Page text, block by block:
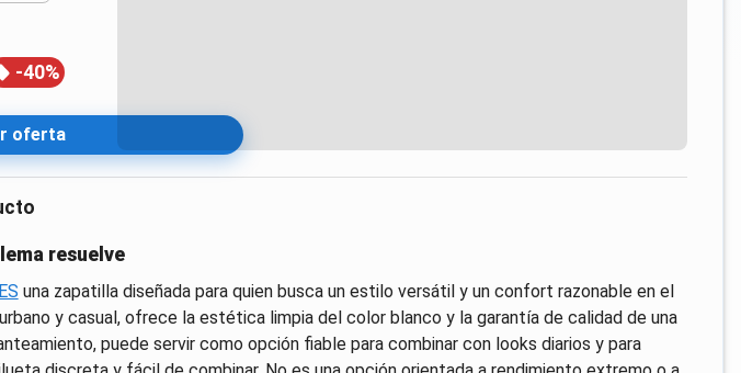
-40%
oferta
resuelve
una zapatilla diseñada para quien busca un estilo versátil y un confort razonable en el
y casual, ofrece la estética limpia del color blanco y la garantía de calidad de una
puede servir como opción fiable para combinar con looks diarios y para